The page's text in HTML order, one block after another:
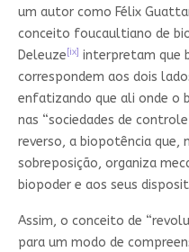
um autor como Félix
conceito foucaultiano de
Deleuze[ix] interpretam que
correspondem aos dois
enfatizando que ali onde o
nas “sociedades de
reverso, a biopotência que,
sobreposição, organiza
biopoder e aos seus
Assim, o conceito de
para um modo de